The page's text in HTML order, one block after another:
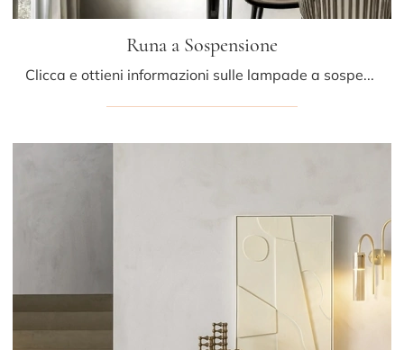
Runa a Sospensione
Clicca e ottieni informazioni sulle lampade a sospensione di Pentalight: il modello Runa a Sospensione in vetro ti aspetta!